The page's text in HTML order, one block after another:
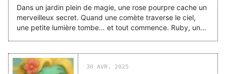
Dans un jardin plein de magie, une rose pourpre cache un
merveilleux secret. Quand une comète traverse le ciel,
une petite lumière tombe… et tout commence. Ruby, un
transformation… et l’amour. ✨ Un voyage féerique à ne
pas manquer !
30 AVR. 2025